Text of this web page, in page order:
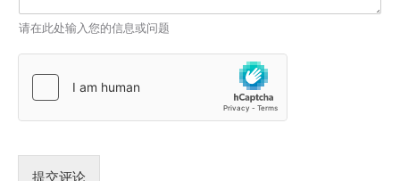
请在此处输入您的信息或问题
提交评论